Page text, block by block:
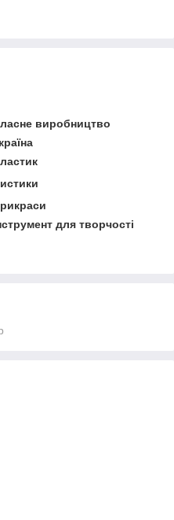
виробництво
для творчості